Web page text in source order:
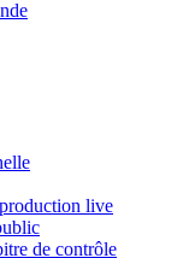
live
de contrôle